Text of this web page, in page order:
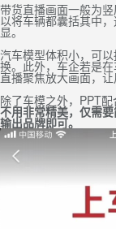
带货直播画面一般为
以将车辆都囊括其中
显。
汽车模型体积小，可
换。此外，车企若是
直播聚焦放大画面，
除了车模之外，PPT配
不用非常精美，仅需
输出品牌即可。